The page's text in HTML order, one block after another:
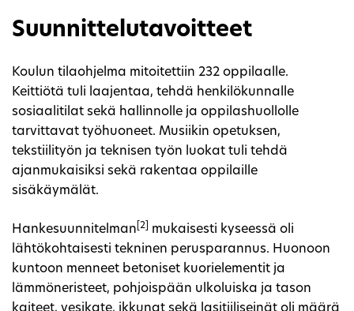
Suunnittelutavoitteet
Koulun tilaohjelma mitoitettiin 232 oppilaalle.
Keittiötä tuli laajentaa, tehdä henkilökunnalle
sosiaalitilat sekä hallinnolle ja oppilashuollolle
tarvittavat työhuoneet. Musiikin opetuksen,
tekstiilityön ja teknisen työn luokat tuli tehdä
ajanmukaisiksi sekä rakentaa oppilaille
sisäkäymälät.
Hankesuunnitelman [2]
mukaisesti kyseessä oli
lähtökohtaisesti tekninen perusparannus. Huonoon
kuntoon menneet betoniset kuorielementit ja
lämmöneristeet, pohjoispään ulkoluiska ja tason